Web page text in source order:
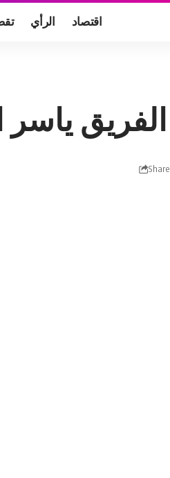
الرأي اقتصاد
الفريق ياسر
Share